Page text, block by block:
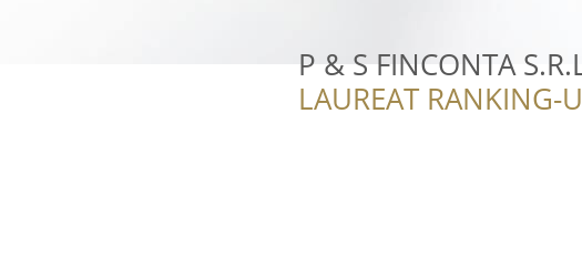
P & S FINCONTA
LAUREAT RANKING-